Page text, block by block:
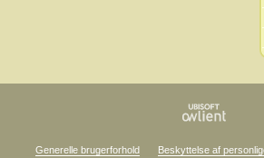
Generelle brugerforhold Beskyttelse af